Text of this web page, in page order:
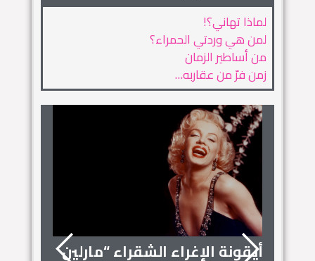
لماذا تهاني؟!
لمن هي وردتي الحمراء؟
من أساطير الزمان
زمن فرّ من عقاربه…
أيقونة الإغراء الشقراء “مارلين